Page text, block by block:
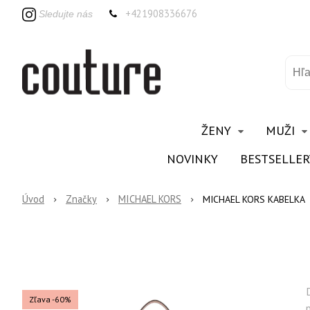
Sledujte nás +421908336676
ŽENY
MUŽI
NOVINKY
Úvod Značky MICHAEL KORS MICHAEL KORS KABELKA
Zľava -60%